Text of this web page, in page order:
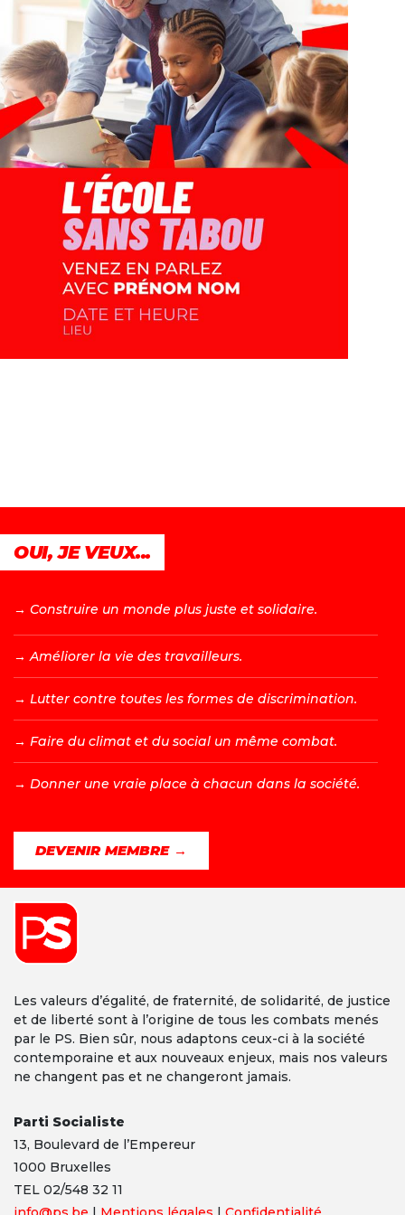
Les valeurs d’égalité, de fraternité, de solidarité, de justice
et de liberté sont à l’origine de tous les combats menés
par le PS. Bien sûr, nous adaptons ceux-ci à la société
contemporaine et aux nouveaux enjeux, mais nos valeurs
ne changent pas et ne changeront jamais.
Parti Socialiste
13, Boulevard de l’Empereur
1000 Bruxelles
TEL 02/548 32 11
OUI, JE VEUX...
→ Construire un monde plus juste et solidaire.
→ Améliorer la vie des travailleurs.
→ Lutter contre toutes les formes de discrimination.
→ Faire du climat et du social un même combat.
→ Donner une vraie place à chacun dans la société.
DEVENIR MEMBRE →